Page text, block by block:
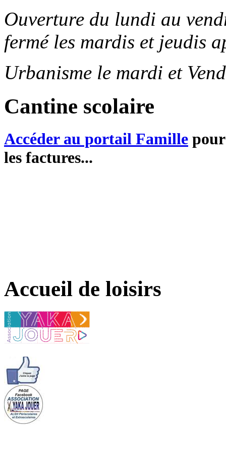
Ouverture du lundi au
fermé les mardis et jeudis
Urbanisme le mardi et
Cantine scolaire
Accéder au portail Famille
les factures...
Accueil de loisirs